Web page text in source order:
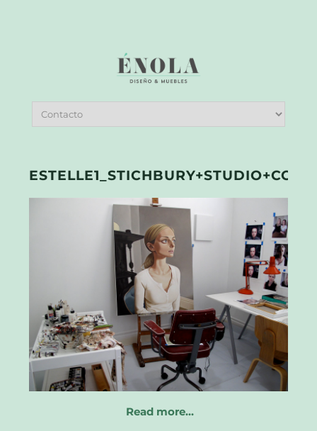
ESTELLE1_STICHBURY+STUDIO+COPY
Read more…